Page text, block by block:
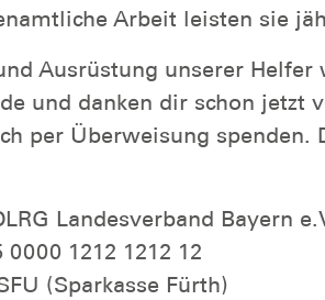
Arbeit leisten sie
Ausrüstung unserer
und danken dir schon jetzt
per Überweisung spenden.
Landesverband Bayern
0000 1212 1212 12
(Sparkasse Fürth)